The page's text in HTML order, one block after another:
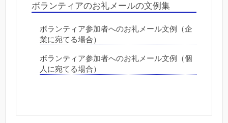
ボランティアのお礼メールの文例集
ボランティア参加者へのお礼メール文例（企
業に宛てる場合）
ボランティア参加者へのお礼メール文例（個
人に宛てる場合）